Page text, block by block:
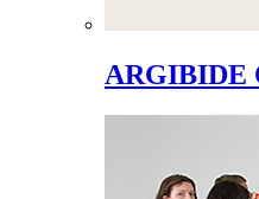
ARGIBIDE